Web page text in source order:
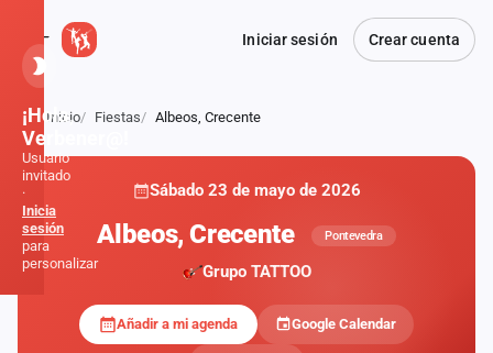
Iniciar sesión Crear cuenta
Atrás
Inicio Fiestas Albeos, Crecente
Sábado 23 de mayo de 2026
Albeos, Crecente Pontevedra
Grupo TATTOO
Añadir a mi agenda Google Calendar
¡Hola,
Verbener@!
Usuario
invitado
·
Inicia
sesión
para
personalizar